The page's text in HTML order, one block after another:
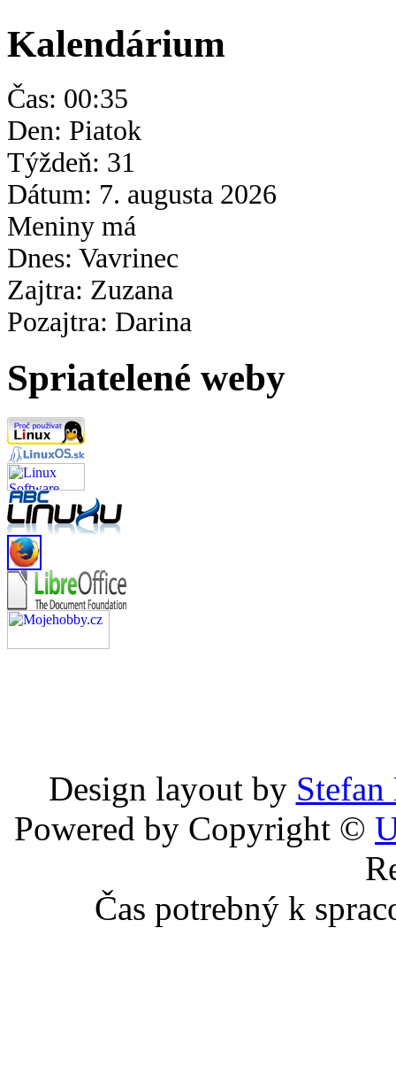
Kalendárium
Čas: 00:35
Den: Piatok
Týždeň: 31
Dátum: 7. augusta 2026
Meniny má
Dnes: Vavrinec
Zajtra: Zuzana
Pozajtra: Darina
Spriatelené weby
Design layout by Stefan
Powered by Copyright ©
Čas potrebný k